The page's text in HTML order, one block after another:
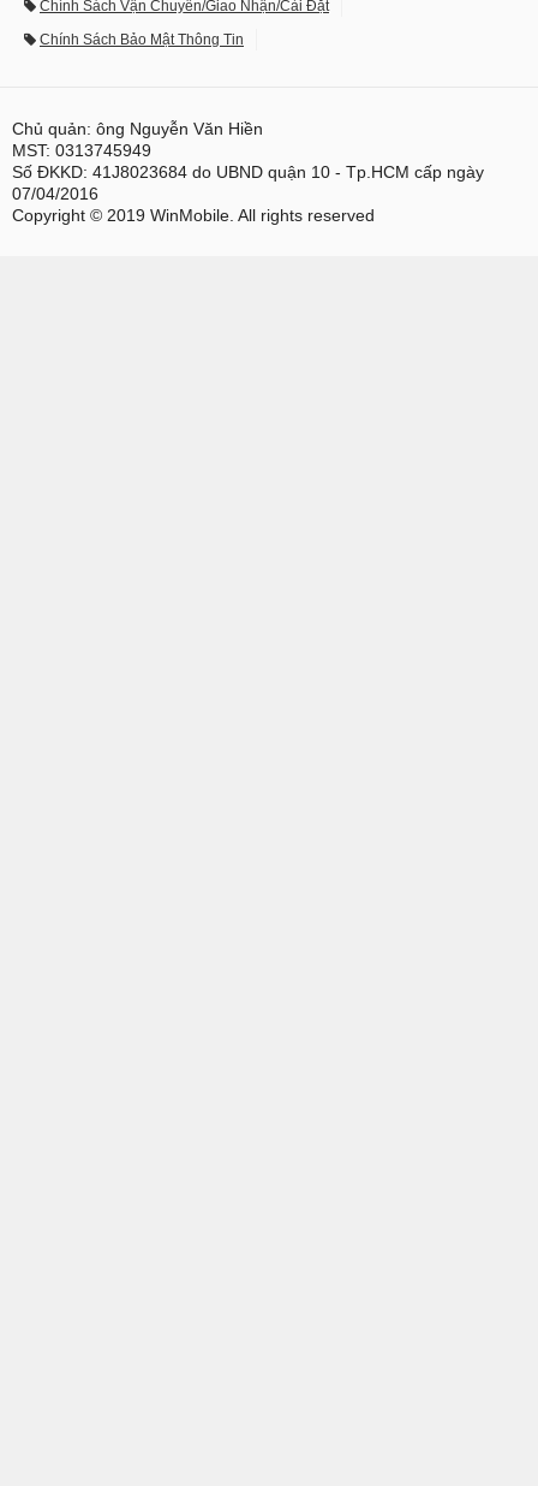
Chính Sách Vận Chuyển/Giao Nhận/Cài Đặt
Chính Sách Bảo Mật Thông Tin
Chủ quản: ông Nguyễn Văn Hiền
MST: 0313745949
Số ĐKKD: 41J8023684 do UBND quận 10 - Tp.HCM cấp ngày
07/04/2016
Copyright © 2019 WinMobile. All rights reserved